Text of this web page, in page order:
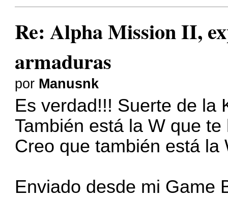
Re: Alpha Mission II,
armaduras
por Manusnk
Es verdad!!! Suerte de la
También está la W que
Creo que también está
Enviado desde mi Game